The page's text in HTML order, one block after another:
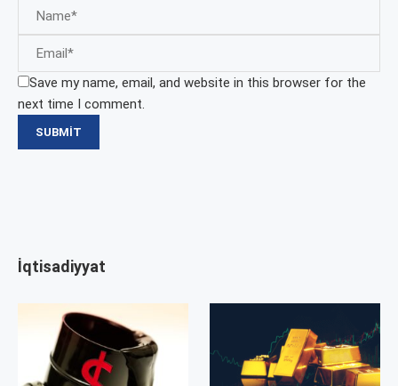
Save my name, email, and website in this browser for the
next time I comment.
İqtisadiyyat